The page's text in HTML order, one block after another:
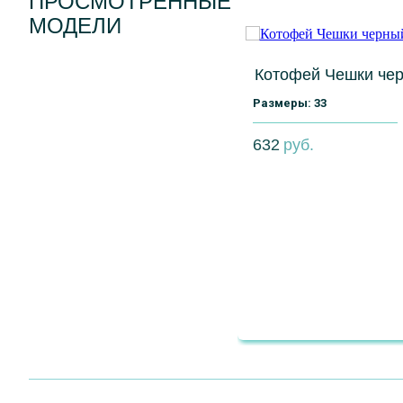
МОДЕЛИ
Котофей Чешки
Размеры: 33
632 руб.